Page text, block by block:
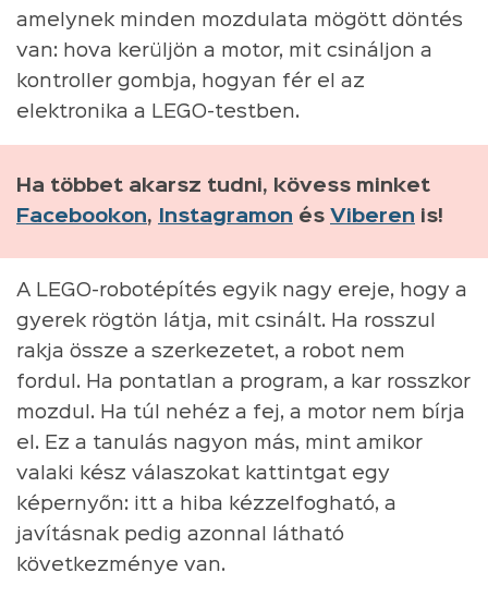
amelynek minden mozdulata mögött döntés
van: hova kerüljön a motor, mit csináljon a
kontroller gombja, hogyan fér el az
elektronika a LEGO-testben.
Ha többet akarsz tudni, kövess minket
Facebookon, Instagramon és Viberen is!
A LEGO-robotépítés egyik nagy ereje, hogy a
gyerek rögtön látja, mit csinált. Ha rosszul
rakja össze a szerkezetet, a robot nem
fordul. Ha pontatlan a program, a kar rosszkor
mozdul. Ha túl nehéz a fej, a motor nem bírja
el. Ez a tanulás nagyon más, mint amikor
valaki kész válaszokat kattintgat egy
képernyőn: itt a hiba kézzelfogható, a
javításnak pedig azonnal látható
következménye van.